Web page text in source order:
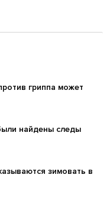
гриппа может
найдены следы
зимовать в